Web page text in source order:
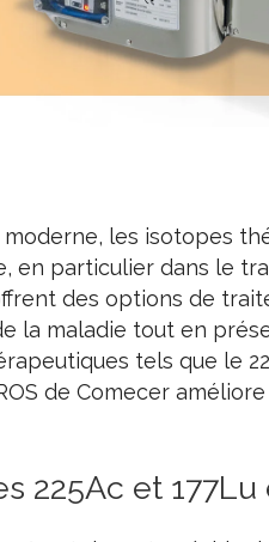
les isotopes
en particulier dans le
des options de
la maladie tout en
tels que le
de Comecer
225Ac et